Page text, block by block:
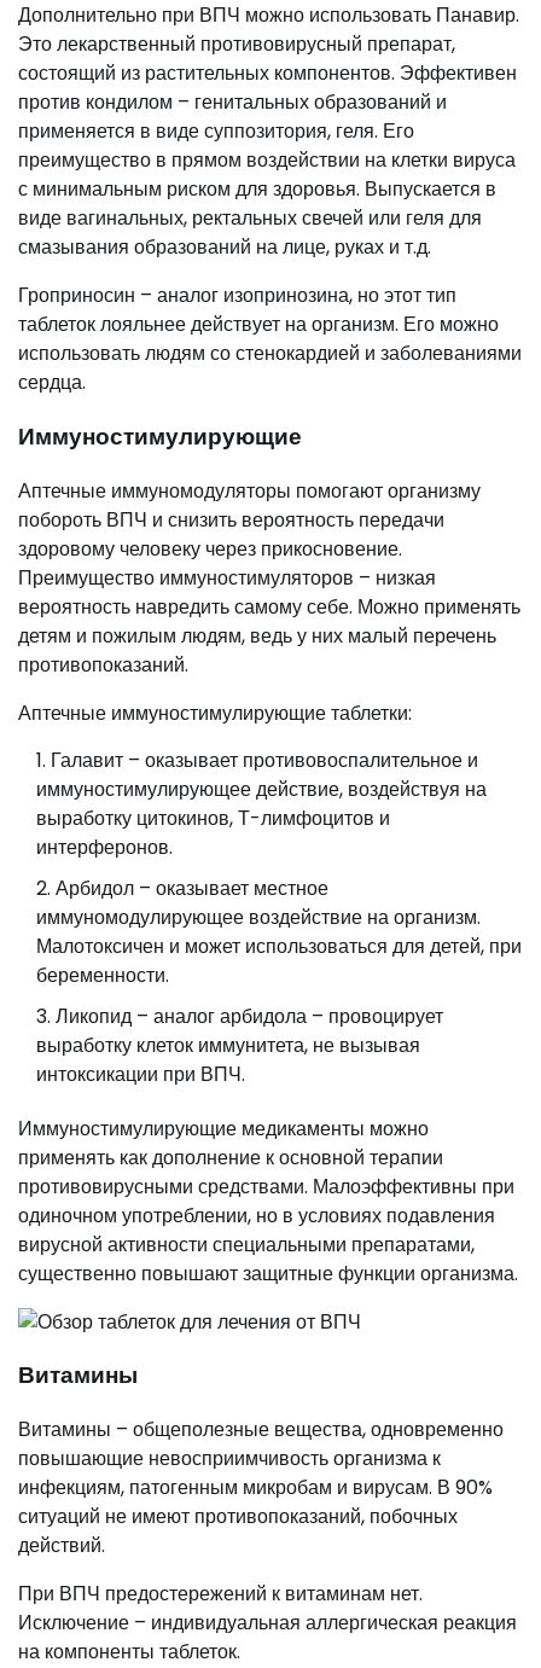
Дополнительно при ВПЧ можно использовать Панавир.
Это лекарственный противовирусный препарат,
состоящий из растительных компонентов. Эффективен
против кондилом – генитальных образований и
применяется в виде суппозитория, геля. Его
преимущество в прямом воздействии на клетки вируса
с минимальным риском для здоровья. Выпускается в
виде вагинальных, ректальных свечей или геля для
смазывания образований на лице, руках и т.д.
Гроприносин – аналог изопринозина, но этот тип
таблеток лояльнее действует на организм. Его можно
использовать людям со стенокардией и заболеваниями
сердца.
Иммуностимулирующие
Аптечные иммуномодуляторы помогают организму
побороть ВПЧ и снизить вероятность передачи
здоровому человеку через прикосновение.
Преимущество иммуностимуляторов – низкая
вероятность навредить самому себе. Можно применять
детям и пожилым людям, ведь у них малый перечень
противопоказаний.
Аптечные иммуностимулирующие таблетки:
Галавит – оказывает противовоспалительное и
иммуностимулирующее действие, воздействуя на
выработку цитокинов, Т-лимфоцитов и
интерферонов.
Арбидол – оказывает местное
иммуномодулирующее воздействие на организм.
Малотоксичен и может использоваться для детей, при
беременности.
Ликопид – аналог арбидола – провоцирует
выработку клеток иммунитета, не вызывая
интоксикации при ВПЧ.
Иммуностимулирующие медикаменты можно
применять как дополнение к основной терапии
противовирусными средствами. Малоэффективны при
одиночном употреблении, но в условиях подавления
вирусной активности специальными препаратами,
существенно повышают защитные функции организма.
Витамины
Витамины – общеполезные вещества, одновременно
повышающие невосприимчивость организма к
инфекциям, патогенным микробам и вирусам. В 90%
ситуаций не имеют противопоказаний, побочных
действий.
При ВПЧ предостережений к витаминам нет.
Исключение – индивидуальная аллергическая реакция
на компоненты таблеток.